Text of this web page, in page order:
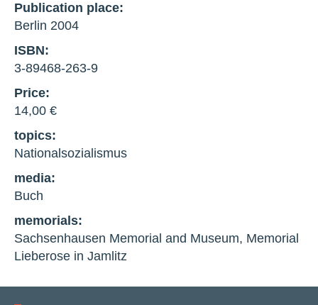
Publication place:
Berlin 2004
ISBN:
3-89468-263-9
Price:
14,00 €
topics:
Nationalsozialismus
media:
Buch
memorials:
Sachsenhausen Memorial and Museum, Memorial
Lieberose in Jamlitz